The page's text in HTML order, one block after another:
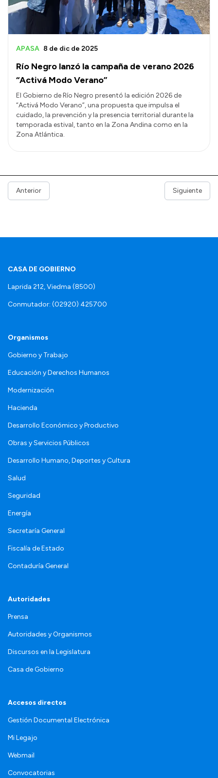
Río Negro lanzó la campaña de verano 2026
“Activá Modo Verano”
APASA 8 de dic de 2025
El Gobierno de Río Negro presentó la edición 2026 de
“Activá Modo Verano”, una propuesta que impulsa el
cuidado, la prevención y la presencia territorial durante la
temporada estival, tanto en la Zona Andina como en la
Zona Atlántica.
Anterior Siguiente
CASA DE GOBIERNO
Laprida 212, Viedma (8500)
Conmutador: (02920) 425700
Organismos
Gobierno y Trabajo
Educación y Derechos Humanos
Modernización
Hacienda
Desarrollo Económico y Productivo
Obras y Servicios Públicos
Desarrollo Humano, Deportes y Cultura
Salud
Seguridad
Energía
Secretaría General
Fiscalía de Estado
Contaduría General
Autoridades
Prensa
Autoridades y Organismos
Discursos en la Legislatura
Casa de Gobierno
Accesos directos
Gestión Documental Electrónica
Mi Legajo
Webmail
Convocatorias